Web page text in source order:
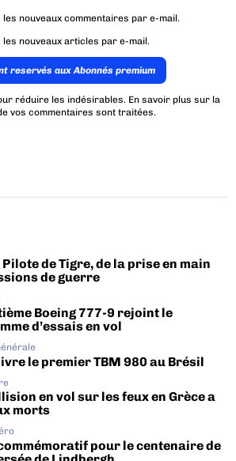
les nouveaux commentaires par e-mail.
les nouveaux articles par e-mail.
reservés aux Abonnés premium
réduire les indésirables. En savoir plus sur la
vos commentaires sont traitées.
Pilote de Tigre, de la prise en main
de guerre
Boeing 777-9 rejoint le
d’essais en vol
le premier TBM 980 au Brésil
en vol sur les feux en Grèce a
morts
pour le centenaire de